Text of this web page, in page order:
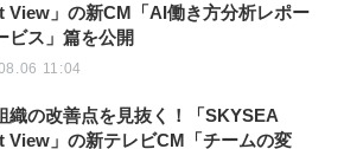
View」の新CM「AI働き方分析レポー
ビス」篇を公開
11:04
織の改善点を見抜く！「SKYSEA
View」の新テレビCM「チームの変